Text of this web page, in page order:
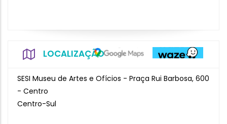
LOCALIZAÇÃO
SESI Museu de Artes e Ofícios - Praça Rui Barbosa, 600
- Centro
Centro-Sul